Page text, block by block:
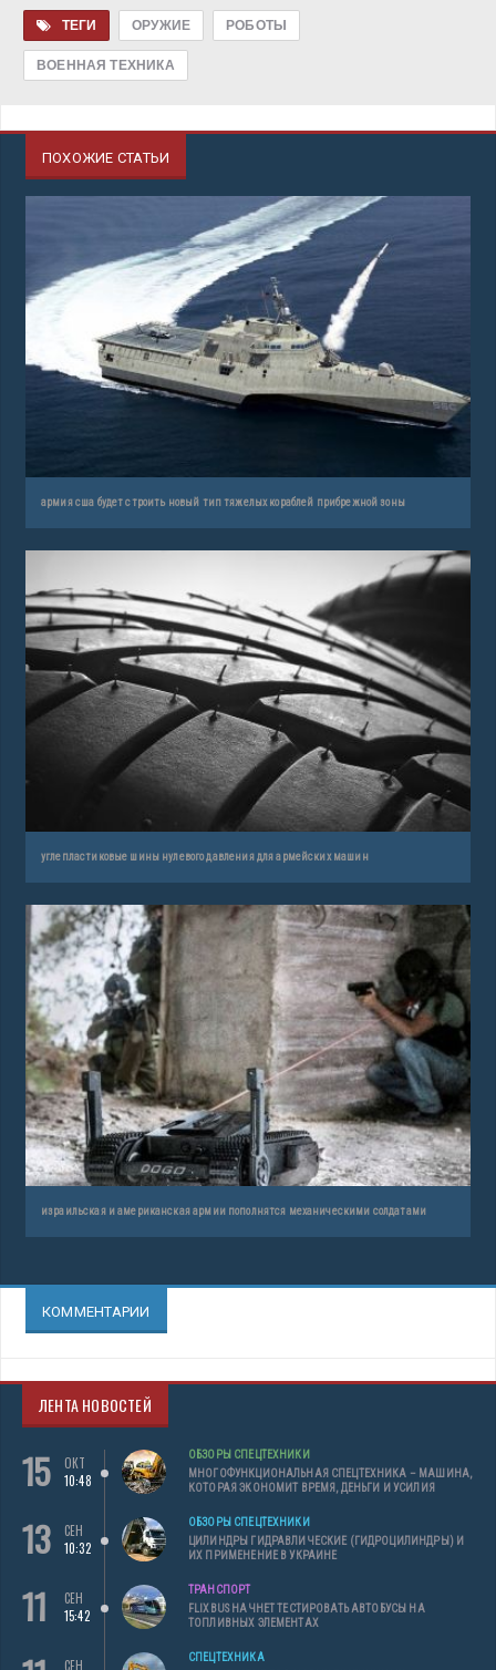
ТЕГИ ОРУЖИЕ РОБОТЫ
ВОЕННАЯ ТЕХНИКА
ПОХОЖИЕ СТАТЬИ
армия сша будет строить новый тип тяжелых кораблей прибрежной зоны
углепластиковые шины нулевого давления для армейских машин
израильская и американская армии пополнятся механическими солдатами
КОММЕНТАРИИ
ЛЕНТА НОВОСТЕЙ
15
ОКТ
10:48
ОБЗОРЫ СПЕЦТЕХНИКИ
МНОГОФУНКЦИОНАЛЬНАЯ СПЕЦТЕХНИКА – МАШИНА,
КОТОРАЯ ЭКОНОМИТ ВРЕМЯ, ДЕНЬГИ И УСИЛИЯ
13
СЕН
10:32
ОБЗОРЫ СПЕЦТЕХНИКИ
ЦИЛИНДРЫ ГИДРАВЛИЧЕСКИЕ (ГИДРОЦИЛИНДРЫ) И
ИХ ПРИМЕНЕНИЕ В УКРАИНЕ
11
СЕН
15:42
ТРАНСПОРТ
FLIXBUS НАЧНЕТ ТЕСТИРОВАТЬ АВТОБУСЫ НА
ТОПЛИВНЫХ ЭЛЕМЕНТАХ
СЕН
СПЕЦТЕХНИКА